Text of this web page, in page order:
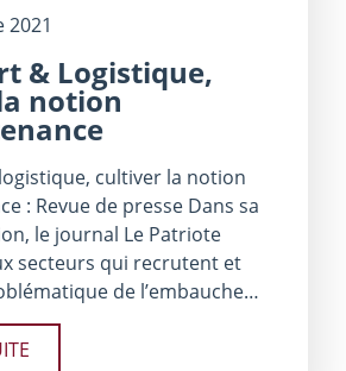
2021
& Logistique,
notion
cultiver la notion
: Revue de presse Dans sa
le journal Le Patriote
secteurs qui recrutent et
de l’embauche…